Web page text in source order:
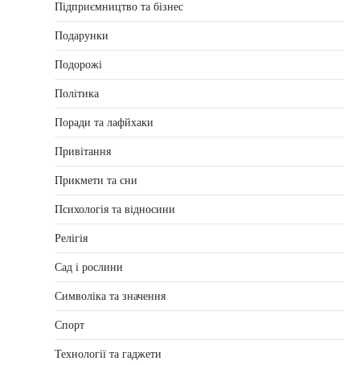
Підприємництво та бізнес
Подарунки
Подорожі
Політика
Поради та лафйхаки
Привітання
Прикмети та сни
Психологія та відносини
Релігія
Сад і рослини
Символіка та значення
Спорт
Технології та гаджети